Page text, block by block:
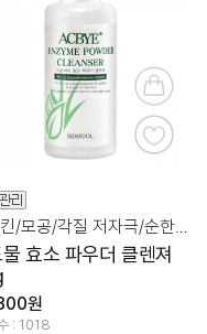
카테킨/모공/각질 저자극/순한/세안제
효소 파우더 클렌져
원
: 1018